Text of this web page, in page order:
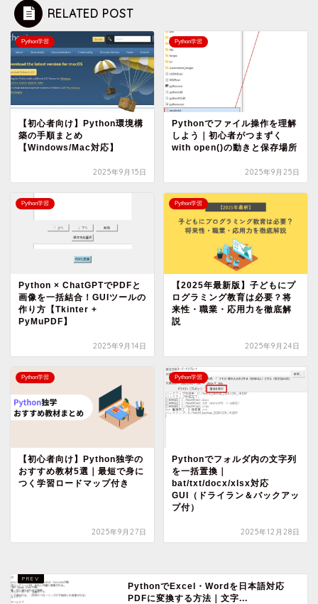
RELATED POST
Python学習
【初心者向け】Python環境構
築の手順まとめ
【Windows/Mac対応】
2025年9月15日
Python学習
Pythonでファイル操作を理解
しよう｜初心者がつまずく
with open()の動きと保存場所
2025年9月25日
Python学習
Python × ChatGPTでPDFと
画像を一括結合！GUIツールの
作り方【Tkinter +
PyMuPDF】
2025年9月14日
Python学習
【2025年最新版】子どもにプ
ログラミング教育は必要？将
来性・職業・応用力を徹底解
説
2025年9月24日
Python学習
【初心者向け】Python独学の
おすすめ教材5選｜最短で身に
つく学習ロードマップ付き
2025年9月27日
Python学習
Pythonでフォルダ内の文字列
を一括置換｜
bat/txt/docx/xlsx対応
GUI（ドライラン＆バックアッ
プ付）
2025年12月28日
PythonでExcel・Wordを日本語対応
PDFに変換する方法｜文字...